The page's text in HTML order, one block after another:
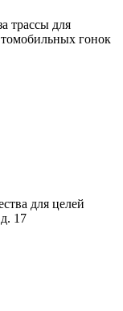
трассы для
гонок
для целей
17